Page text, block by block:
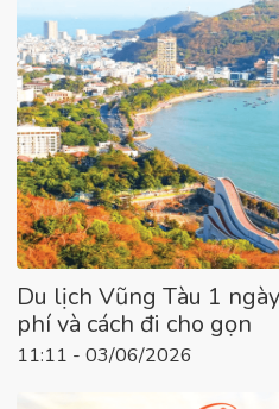
Du lịch Vũng Tàu 1
phí và cách đi cho gọn
11:11 - 03/06/2026